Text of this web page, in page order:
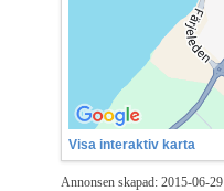
Visa interaktiv karta
Annonsen skapad: 2015-06-29